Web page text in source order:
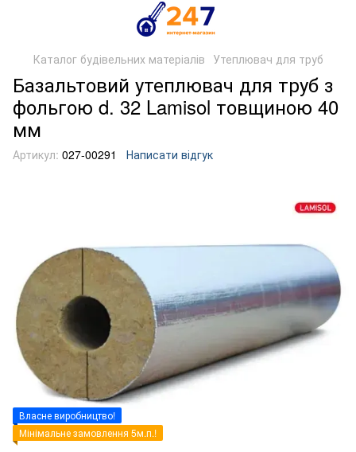
Каталог будівельних матеріалів Утеплювач для труб
Базальтовий утеплювач для труб з
фольгою d. 32 Lamisol товщиною 40
мм
Артикул: 027-00291 Написати відгук
Власне виробництво!
Мінімальне замовлення 5м.п.!